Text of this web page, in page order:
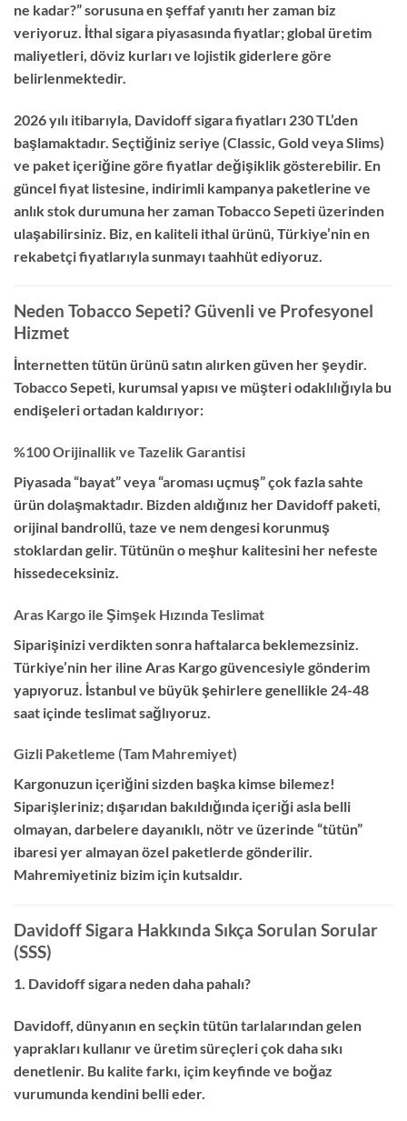
ne kadar?” sorusuna en şeffaf yanıtı her zaman biz
veriyoruz. İthal sigara piyasasında fiyatlar; global üretim
maliyetleri, döviz kurları ve lojistik giderlere göre
belirlenmektedir.
2026 yılı itibarıyla, Davidoff sigara fiyatları 230 TL’den
başlamaktadır. Seçtiğiniz seriye (Classic, Gold veya Slims)
ve paket içeriğine göre fiyatlar değişiklik gösterebilir. En
güncel fiyat listesine, indirimli kampanya paketlerine ve
anlık stok durumuna her zaman Tobacco Sepeti üzerinden
ulaşabilirsiniz. Biz, en kaliteli ithal ürünü, Türkiye’nin en
rekabetçi fiyatlarıyla sunmayı taahhüt ediyoruz.
Neden Tobacco Sepeti? Güvenli ve Profesyonel
Hizmet
İnternetten tütün ürünü satın alırken güven her şeydir.
Tobacco Sepeti, kurumsal yapısı ve müşteri odaklılığıyla bu
endişeleri ortadan kaldırıyor:
%100 Orijinallik ve Tazelik Garantisi
Piyasada “bayat” veya “aroması uçmuş” çok fazla sahte
ürün dolaşmaktadır. Bizden aldığınız her Davidoff paketi,
orijinal bandrollü, taze ve nem dengesi korunmuş
stoklardan gelir. Tütünün o meşhur kalitesini her nefeste
hissedeceksiniz.
Aras Kargo ile Şimşek Hızında Teslimat
Siparişinizi verdikten sonra haftalarca beklemezsiniz.
Türkiye’nin her iline Aras Kargo güvencesiyle gönderim
yapıyoruz. İstanbul ve büyük şehirlere genellikle 24-48
saat içinde teslimat sağlıyoruz.
Gizli Paketleme (Tam Mahremiyet)
Kargonuzun içeriğini sizden başka kimse bilemez!
Siparişleriniz; dışarıdan bakıldığında içeriği asla belli
olmayan, darbelere dayanıklı, nötr ve üzerinde “tütün”
ibaresi yer almayan özel paketlerde gönderilir.
Mahremiyetiniz bizim için kutsaldır.
Davidoff Sigara Hakkında Sıkça Sorulan Sorular
(SSS)
1. Davidoff sigara neden daha pahalı?
Davidoff, dünyanın en seçkin tütün tarlalarından gelen
yaprakları kullanır ve üretim süreçleri çok daha sıkı
denetlenir. Bu kalite farkı, içim keyfinde ve boğaz
vurumunda kendini belli eder.